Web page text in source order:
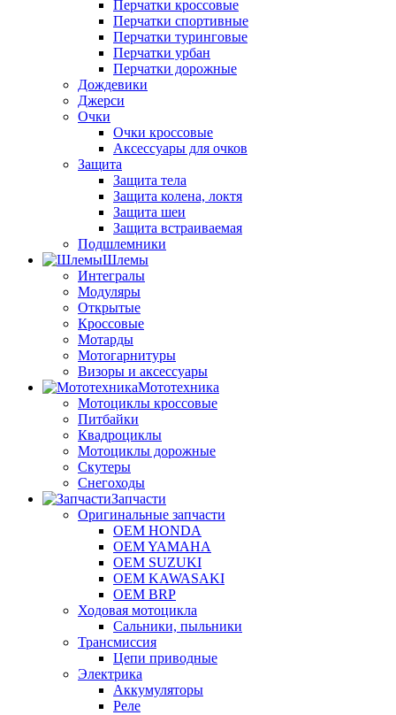
Перчатки кроссовые
Перчатки спортивные
Перчатки туринговые
Перчатки урбан
Перчатки дорожные
Дождевики
Джерси
Очки
Очки кроссовые
Аксессуары для очков
Защита
Защита тела
Защита колена, локтя
Защита шеи
Защита встраиваемая
Подшлемники
Шлемы
Интегралы
Модуляры
Открытые
Кроссовые
Мотарды
Мотогарнитуры
Визоры и аксессуары
Мототехника
Мотоциклы кроссовые
Питбайки
Квадроциклы
Мотоциклы дорожные
Скутеры
Снегоходы
Запчасти
Оригинальные запчасти
OEM HONDA
OEM YAMAHA
OEM SUZUKI
OEM KAWASAKI
OEM BRP
Ходовая мотоцикла
Сальники, пыльники
Трансмиссия
Цепи приводные
Электрика
Аккумуляторы
Реле